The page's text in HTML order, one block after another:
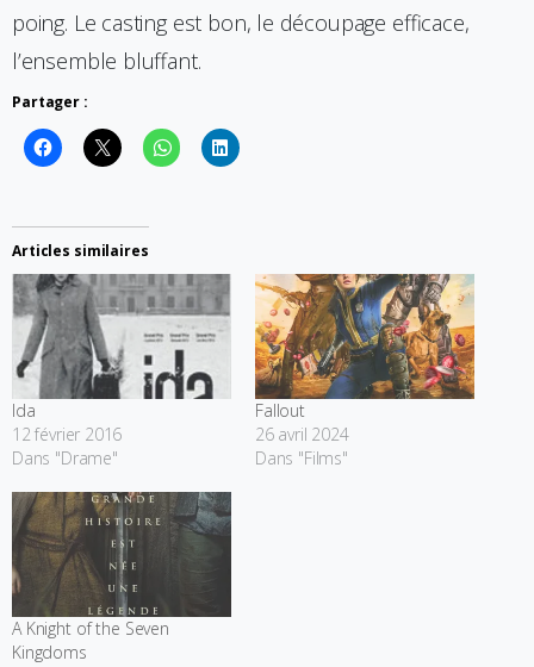
poing. Le casting est bon, le découpage efficace,
l’ensemble bluffant.
Partager :
Articles similaires
Ida
12 février 2016
Dans "Drame"
Fallout
26 avril 2024
Dans "Films"
A Knight of the Seven
Kingdoms